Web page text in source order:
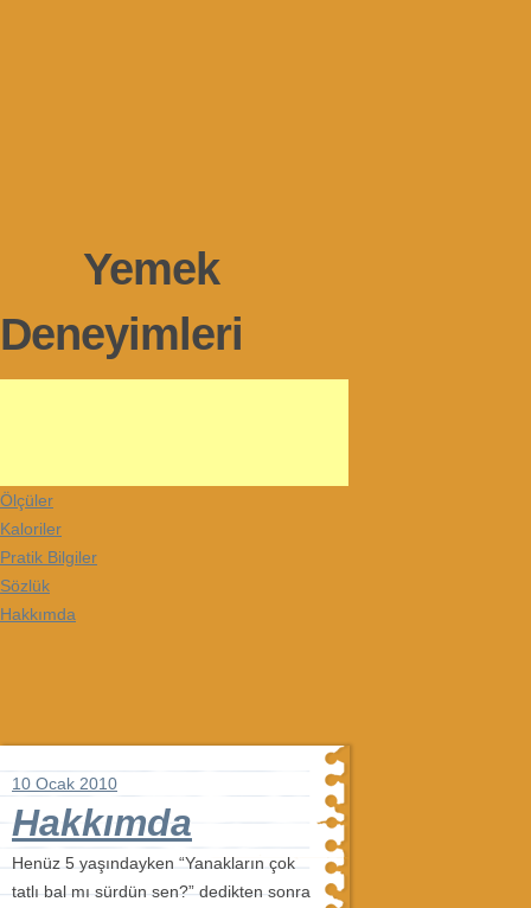
Yemek
Deneyimleri
Ölçüler
Kaloriler
Pratik Bilgiler
Sözlük
Hakkımda
10 Ocak 2010
Hakkımda
Henüz 5 yaşındayken “Yanakların çok
tatlı bal mı sürdün sen?” dedikten sonra